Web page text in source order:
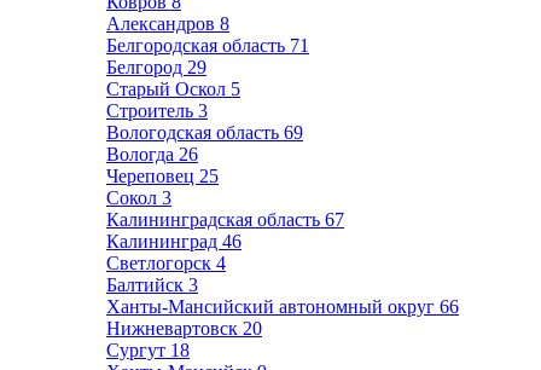
Александров 8
Белгородская область 71
Белгород 29
Старый Оскол 5
Строитель 3
Вологодская область 69
Вологда 26
Череповец 25
Сокол 3
Калининградская область 67
Калининград 46
Светлогорск 4
Балтийск 3
Ханты-Мансийский автономный округ 66
Нижневартовск 20
Сургут 18